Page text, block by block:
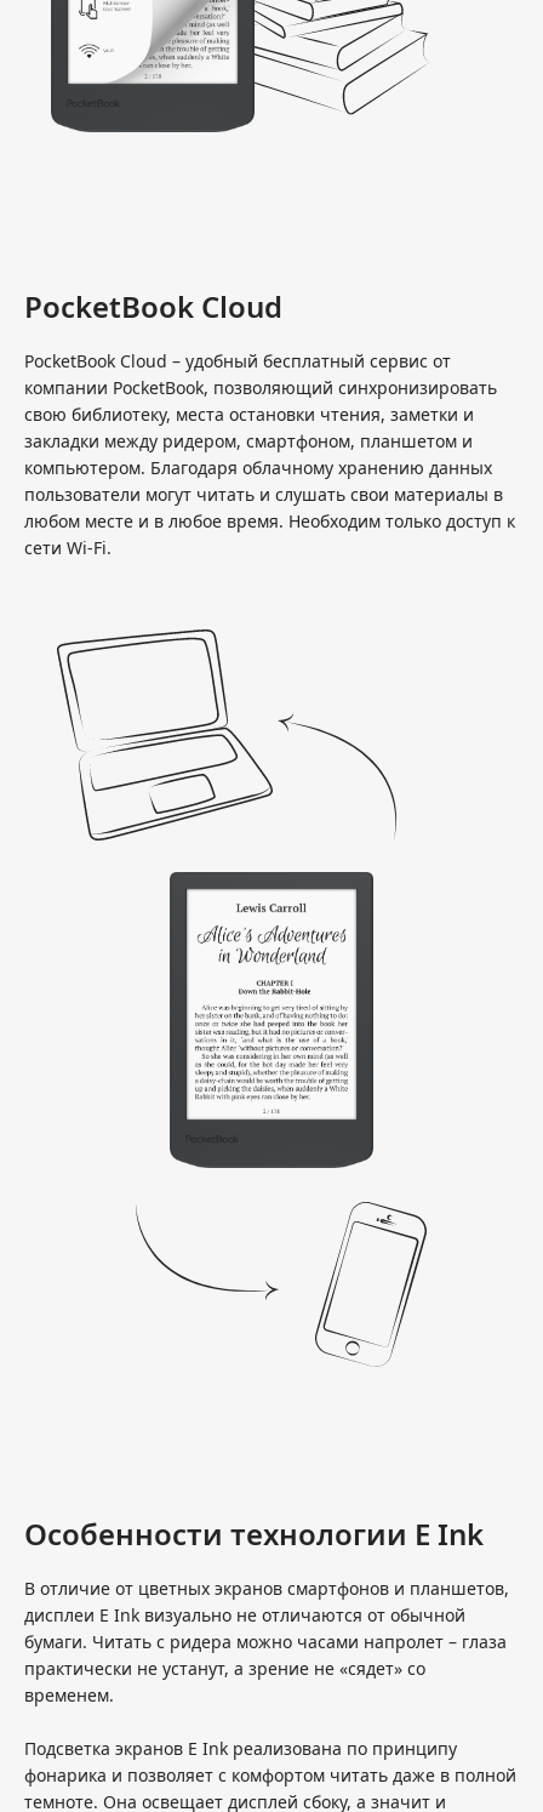
PocketBook Cloud
PocketBook Cloud – удобный бесплатный сервис от
компании PocketBook, позволяющий синхронизировать
свою библиотеку, места остановки чтения, заметки и
закладки между ридером, смартфоном, планшетом и
компьютером. Благодаря облачному хранению данных
пользователи могут читать и слушать свои материалы в
любом месте и в любое время. Необходим только доступ к
сети Wi-Fi.
Особенности технологии E Ink
В отличие от цветных экранов смартфонов и планшетов,
дисплеи E Ink визуально не отличаются от обычной
бумаги. Читать с ридера можно часами напролет – глаза
практически не устанут, а зрение не «сядет» со
временем.
Подсветка экранов E Ink реализована по принципу
фонарика и позволяет с комфортом читать даже в полной
темноте. Она освещает дисплей сбоку, а значит и